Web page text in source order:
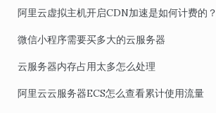
阿里云虚拟主机开启CDN加速是如何计费的？
微信小程序需要买多大的云服务器
云服务器内存占用太多怎么处理
阿里云云服务器ECS怎么查看累计使用流量